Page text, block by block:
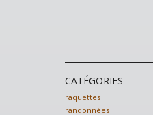
CATÉGORIES
raquettes
randonnées